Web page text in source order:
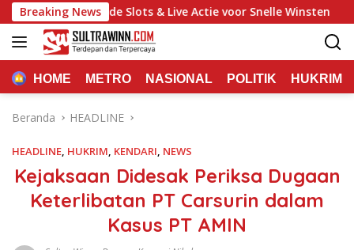
Langsung
ke
konten
Breaking News
Spannende Slots & Live Actie voor Snelle Winsten
HOME METRO NASIONAL POLITIK HUKRIM
Beranda HEADLINE
HEADLINE, HUKRIM, KENDARI, NEWS
Kejaksaan Didesak Periksa Dugaan
Keterlibatan PT Carsurin dalam
Kasus PT AMIN